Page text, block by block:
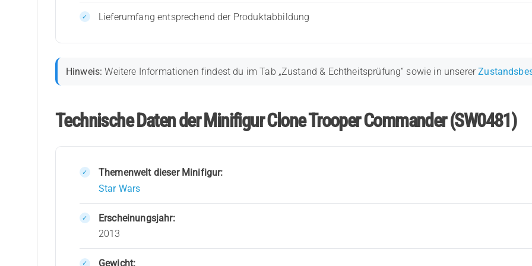
Lieferumfang entsprechend der Produktabbildung
Hinweis: Weitere Informationen findest du im Tab „Zustand & Echtheitsprüfung“ sowie in unserer
Technische Daten der Minifigur Clone Trooper Commander (SW0481)
Themenwelt dieser Minifigur:
Star Wars
Erscheinungsjahr:
2013
Gewicht: